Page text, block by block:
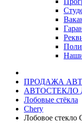
ПРОДАЖА
АВТОСТЕКЛО
Лобовые стёкла
Chery
Лобовое стекло